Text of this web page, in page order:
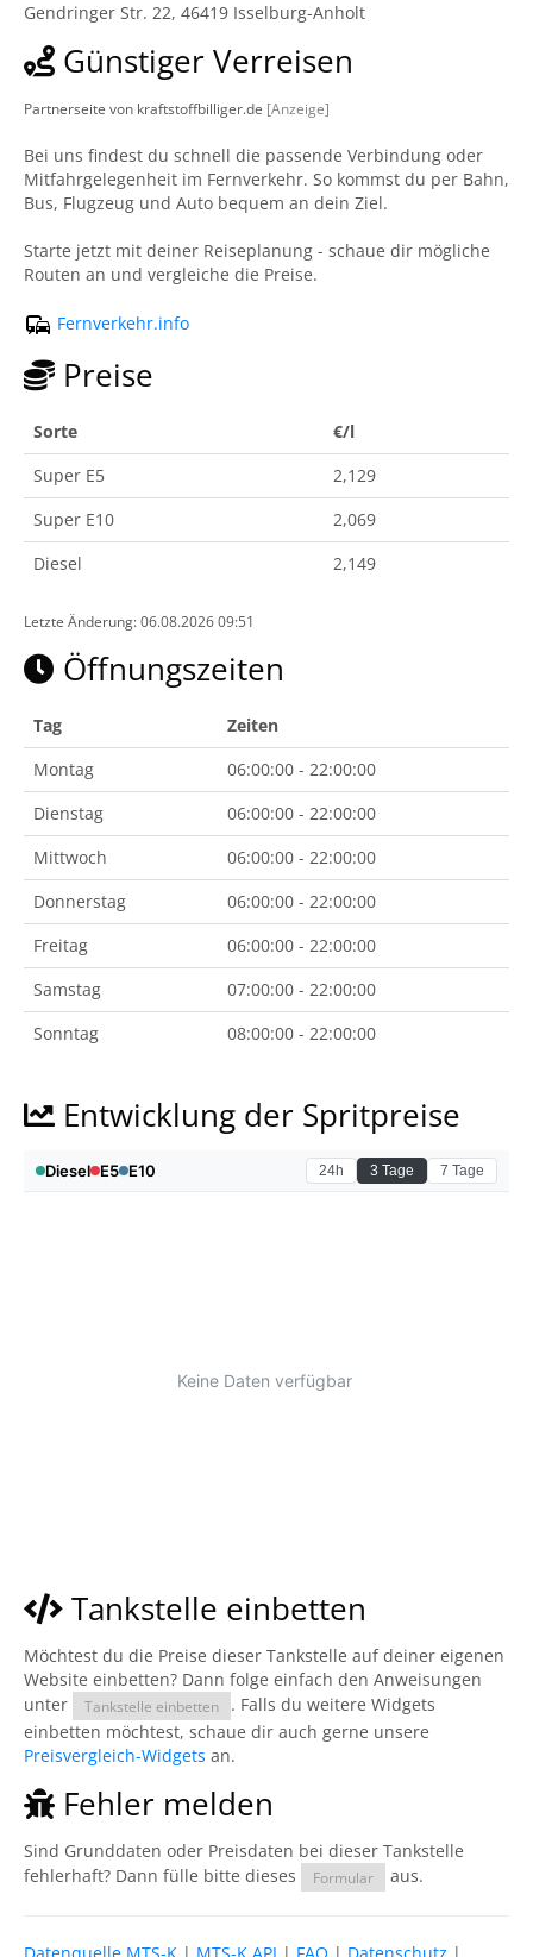
Gendringer Str. 22, 46419 Isselburg-Anholt
Günstiger Verreisen
Partnerseite von kraftstoffbilliger.de [Anzeige]
Bei uns findest du schnell die passende Verbindung oder
Mitfahrgelegenheit im Fernverkehr. So kommst du per Bahn,
Bus, Flugzeug und Auto bequem an dein Ziel.
Starte jetzt mit deiner Reiseplanung - schaue dir mögliche
Routen an und vergleiche die Preise.
Fernverkehr.info
Preise
Sorte
€/l
Super E5
2,129
Super E10
2,069
Diesel
2,149
Letzte Änderung: 06.08.2026 09:51
Öffnungszeiten
Tag
Zeiten
Montag
06:00:00 - 22:00:00
Dienstag
06:00:00 - 22:00:00
Mittwoch
06:00:00 - 22:00:00
Donnerstag
06:00:00 - 22:00:00
Freitag
06:00:00 - 22:00:00
Samstag
07:00:00 - 22:00:00
Sonntag
08:00:00 - 22:00:00
Entwicklung der Spritpreise
Tankstelle einbetten
Möchtest du die Preise dieser Tankstelle auf deiner eigenen
Website einbetten? Dann folge einfach den Anweisungen
unter
Tankstelle einbetten
. Falls du weitere Widgets
einbetten möchtest, schaue dir auch gerne unsere
Preisvergleich-Widgets an.
Fehler melden
Sind Grunddaten oder Preisdaten bei dieser Tankstelle
fehlerhaft? Dann fülle bitte dieses
Formular aus.